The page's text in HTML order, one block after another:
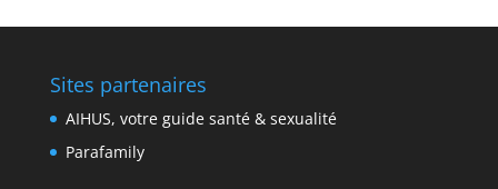
Sites partenaires
AIHUS, votre guide santé & sexualité
Parafamily